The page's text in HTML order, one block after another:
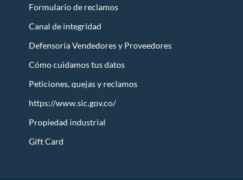
Formulario de reclamos
Canal de integridad
Defensoría Vendedores y Proveedores
Cómo cuidamos tus datos
Peticiones, quejas y reclamos
https://www.sic.gov.co/
Propiedad industrial
Gift Card